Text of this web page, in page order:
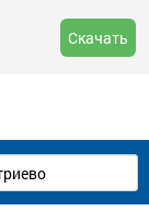
Скачать